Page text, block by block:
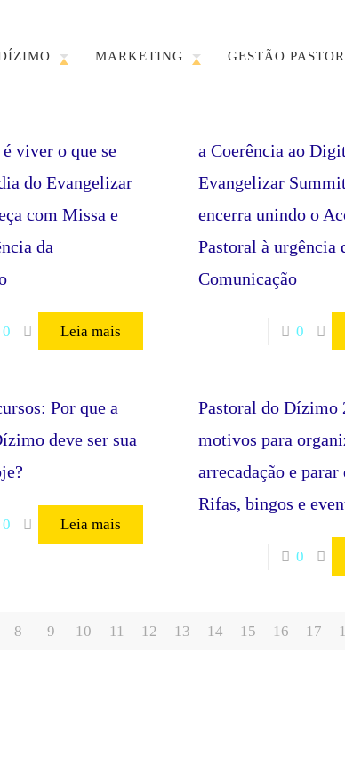
MARKETING GESTÃO
viver o que se
do Evangelizar
com Missa e
da
0 Leia mais
a Coerência ao
Evangelizar
encerra unindo o
Pastoral à urgência
Comunicação
0
Por que a
deve ser sua
0 Leia mais
Pastoral do Dízimo
motivos para
arrecadação e
Rifas, bingos e
0
8 9 10 11 12 13 14 15 16 17